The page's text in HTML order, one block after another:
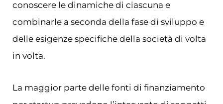
conoscere le dinamiche di ciascuna e
combinarle a seconda della fase di sviluppo e
delle esigenze specifiche della società di volta
in volta.
La maggior parte delle fonti di finanziamento